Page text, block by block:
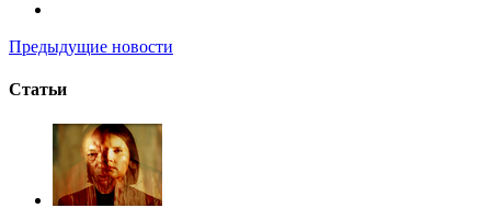
Предыдущие новости
Статьи